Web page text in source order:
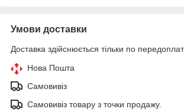
Умови доставки
Доставка здійснюється тільки по
Нова Пошта
Самовивіз
Самовивіз товару з точки продажу.